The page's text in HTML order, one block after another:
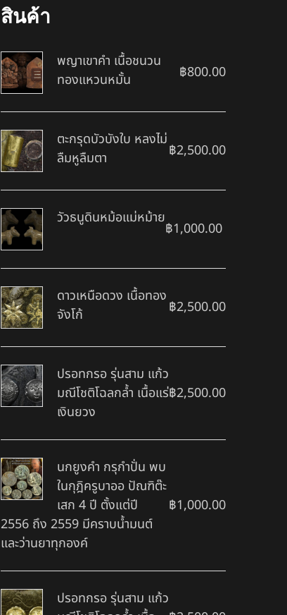
สินค้า
พญาเขาคำ เนื้อชนวน
ทองแหวนหมั้น
฿800.00
ตะกรุดบัวบังใบ หลงไม่
ลืมหูลืมตา
฿2,500.00
วัวธนูดินหม้อแม่หม้าย
฿1,000.00
ดาวเหนือดวง เนื้อทอง
จังโก้
฿2,500.00
ปรอทกรอ รุ่นสาม แก้ว
มณีโชติโฉลกล้ำ เนื้อแร่
เงินยวง
฿2,500.00
นกยูงคำ กรุกำปั่น พบ
ในกุฎิครูบาออ ปัณฑิต๊ะ
เสก 4 ปี ตั้งแต่ปี
2556 ถึง 2559 มีคราบน้ำมนต์
และว่านยาทุกองค์
฿1,000.00
ปรอทกรอ รุ่นสาม แก้ว